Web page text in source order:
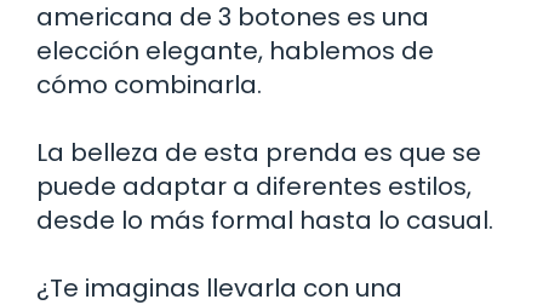
americana de 3 botones es una
elección elegante, hablemos de
cómo combinarla.
La belleza de esta prenda es que se
puede adaptar a diferentes estilos,
desde lo más formal hasta lo casual.
¿Te imaginas llevarla con una